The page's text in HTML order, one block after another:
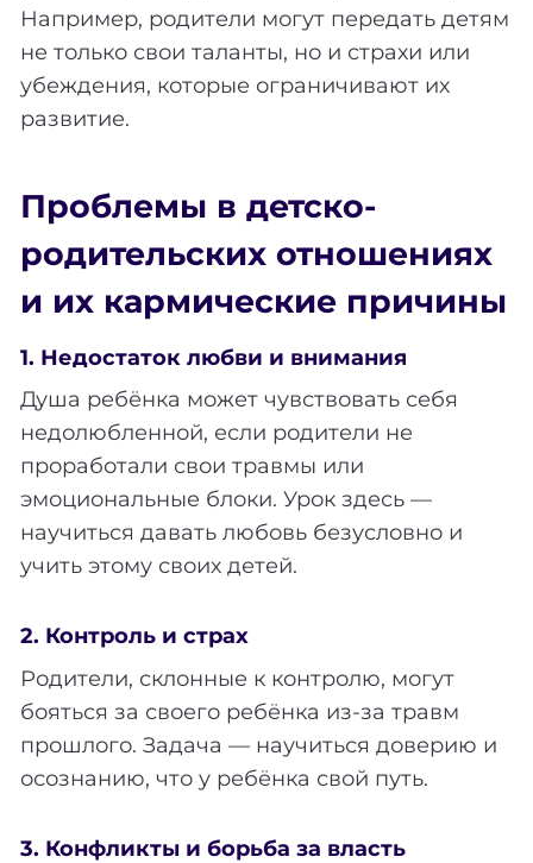
Например, родители могут передать детям
не только свои таланты, но и страхи или
убеждения, которые ограничивают их
развитие.
Проблемы в детско-
родительских отношениях
и их кармические причины
1. Недостаток любви и внимания
Душа ребёнка может чувствовать себя
недолюбленной, если родители не
проработали свои травмы или
эмоциональные блоки. Урок здесь —
научиться давать любовь безусловно и
учить этому своих детей.
2. Контроль и страх
Родители, склонные к контролю, могут
бояться за своего ребёнка из-за травм
прошлого. Задача — научиться доверию и
осознанию, что у ребёнка свой путь.
3. Конфликты и борьба за власть